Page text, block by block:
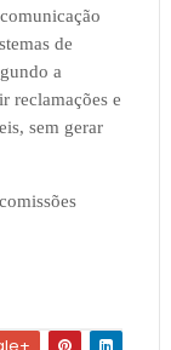
de
a
reclamações e
sem gerar